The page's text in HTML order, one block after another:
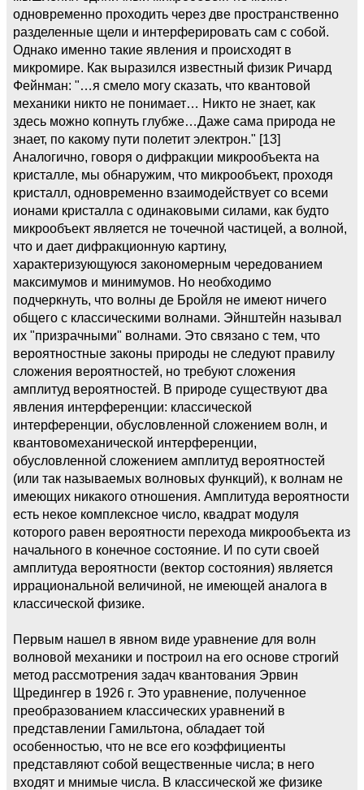
одновременно проходить через две пространственно
разделенные щели и интерферировать сам с собой.
Однако именно такие явления и происходят в
микромире. Как выразился известный физик Ричард
Фейнман: "…я смело могу сказать, что квантовой
механики никто не понимает… Никто не знает, как
здесь можно копнуть глубже…Даже сама природа не
знает, по какому пути полетит электрон." [13]
Аналогично, говоря о дифракции микрообъекта на
кристалле, мы обнаружим, что микрообъект, проходя
кристалл, одновременно взаимодействует со всеми
ионами кристалла с одинаковыми силами, как будто
микрообъект является не точечной частицей, а волной,
что и дает дифракционную картину,
характеризующуюся закономерным чередованием
максимумов и минимумов. Но необходимо
подчеркнуть, что волны де Бройля не имеют ничего
общего с классическими волнами. Эйнштейн называл
их "призрачными" волнами. Это связано с тем, что
вероятностные законы природы не следуют правилу
сложения вероятностей, но требуют сложения
амплитуд вероятностей. В природе существуют два
явления интерференции: классической
интерференции, обусловленной сложением волн, и
квантовомеханической интерференции,
обусловленной сложением амплитуд вероятностей
(или так называемых волновых функций), к волнам не
имеющих никакого отношения. Амплитуда вероятности
есть некое комплексное число, квадрат модуля
которого равен вероятности перехода микрообъекта из
начального в конечное состояние. И по сути своей
амплитуда вероятности (вектор состояния) является
иррациональной величиной, не имеющей аналога в
классической физике.
Первым нашел в явном виде уравнение для волн
волновой механики и построил на его основе строгий
метод рассмотрения задач квантования Эрвин
Щредингер в 1926 г. Это уравнение, полученное
преобразованием классических уравнений в
представлении Гамильтона, обладает той
особенностью, что не все его коэффициенты
представляют собой вещественные числа; в него
входят и мнимые числа. В классической же физике